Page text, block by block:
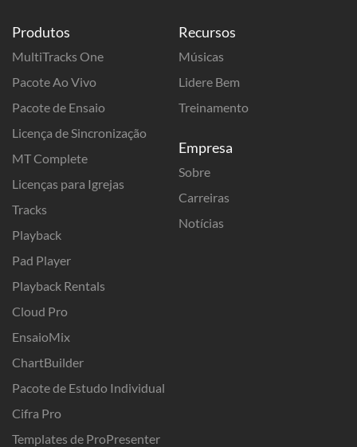
Produtos
MultiTracks One
Pacote Ao Vivo
Pacote de Ensaio
Licença de Sincronização
MT Complete
Licenças para Igrejas
Tracks
Playback
Pad Player
Playback Rentals
Cloud Pro
EnsaioMix
ChartBuilder
Pacote de Estudo Individual
Cifra Pro
Templates de ProPresenter
Recursos
Músicas
Lidere Bem
Treinamento
Empresa
Sobre
Carreiras
Notícias